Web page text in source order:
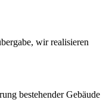
wir realisieren
bestehender Gebäude